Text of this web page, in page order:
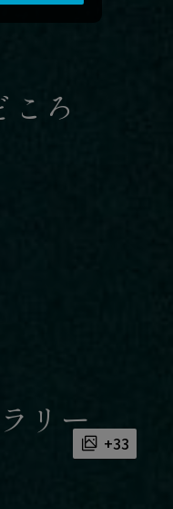
ころ
リー
+33